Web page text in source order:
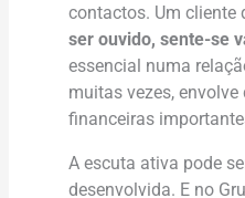
contactos. Um cliente
ser ouvido, sente-se
essencial numa
muitas vezes,
financeiras
A escuta ativa pode
desenvolvida. E no